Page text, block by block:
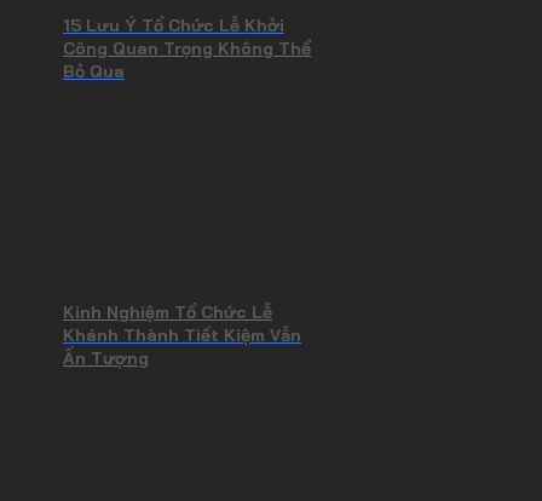
15 Lưu Ý Tổ Chức Lễ Khởi
Công Quan Trọng Không Thể
Bỏ Qua
Kinh Nghiệm Tổ Chức Lễ
Khánh Thành Tiết Kiệm Vẫn
Ấn Tượng